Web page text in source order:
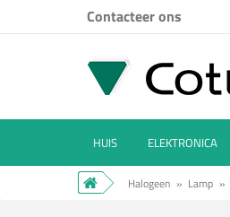
Contacteer ons
HUIS ELEKTRONICA
Halogeen » Lamp »